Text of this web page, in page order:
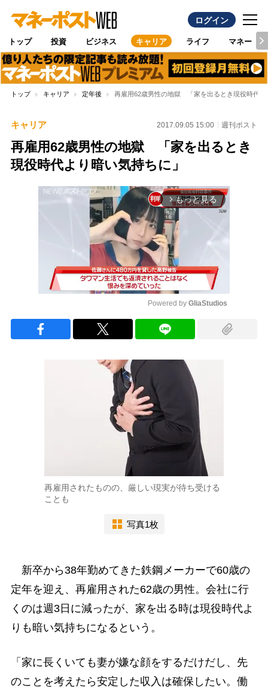
ログイン
トップ 投資 ビジネス キャリア ライフ マネー
トップ キャリア 定年後 再雇用62歳男性の地獄 「家を出るとき現役時代よ
キャリア 2017.09.05 15:00 週刊ポスト
再雇用62歳男性の地獄 「家を出るとき
現役時代より暗い気持ちに」
arrow_forward_ios もっと見る
Powered by GliaStudios
再雇用されたものの、厳しい現実が待ち受ける
ことも
写真1枚
新卒から38年勤めてきた鉄鋼メーカーで60歳の
定年を迎え、再雇用された62歳の男性。会社に行
くのは週3日に減ったが、家を出る時は現役時代よ
りも暗い気持ちになるという。
「家に長くいても妻が嫌な顔をするだけだし、先
のことを考えたら安定した収入は確保したい。働